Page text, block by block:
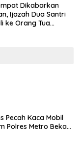
Dikabarkan
Ijazah Dua Santri
ke Orang Tua
Pecah Kaca Mobil
Polres Metro Bekasi